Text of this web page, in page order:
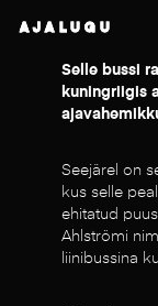
AJALUGU
Selle bussi
kuningriigis
Seejärel on
kus selle
ehitatud
Ahlströmi
liinibussina